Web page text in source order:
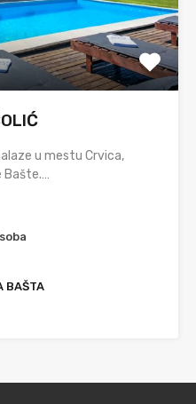
u mestu Crvica,
Bašte.…
BAŠTA